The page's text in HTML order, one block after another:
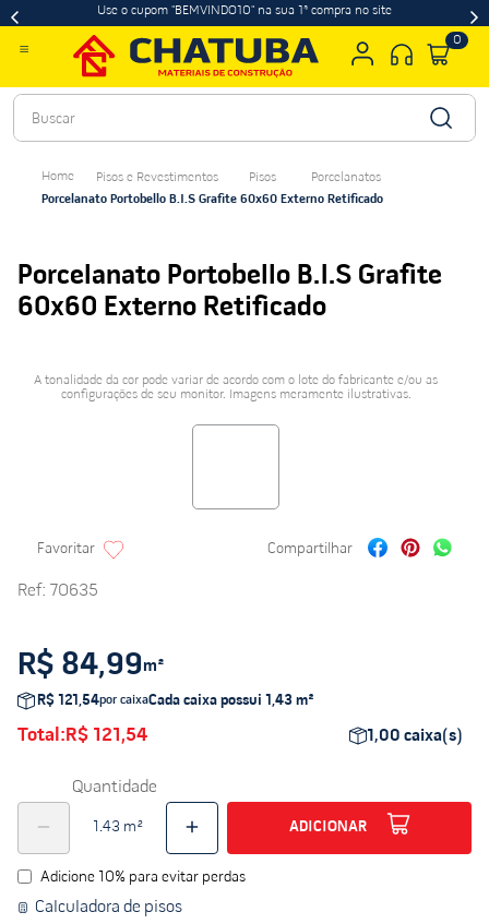
Use o cupom "BEMVINDO10" na sua 1ª compra no site
0
Buscar
Pisos e Revestimentos Pisos
Porcelanatos
Porcelanato Portobello B.I.S Grafite 60x60 Externo Retificado
Porcelanato Portobello B.I.S Grafite
60x60 Externo Retificado
A tonalidade da cor pode variar de acordo com o lote do fabricante e/ou as
configurações de seu monitor. Imagens meramente ilustrativas.
Ref: 70635
R$ 84,99m²
R$ 121,54por caixaCada caixa possui 1,43 m²
Total:R$ 121,54 1,00 caixa(s)
Quantidade
ADICIONAR
Adicione 10% para evitar perdas
Calculadora de pisos